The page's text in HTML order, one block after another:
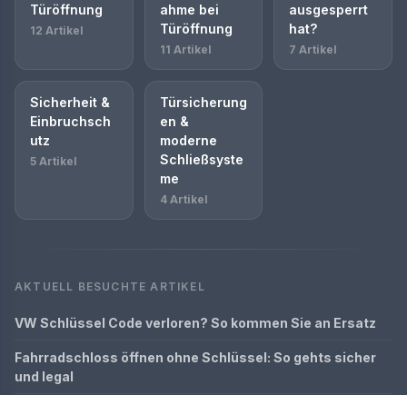
Türöffnung
12 Artikel
ahme bei
Türöffnung
11 Artikel
ausgesperrt
hat?
7 Artikel
Sicherheit &
Einbruchsch
utz
5 Artikel
Türsicherung
en &
moderne
Schließsyste
me
4 Artikel
AKTUELL BESUCHTE ARTIKEL
VW Schlüssel Code verloren? So kommen Sie an Ersatz
Fahrradschloss öffnen ohne Schlüssel: So gehts sicher
und legal